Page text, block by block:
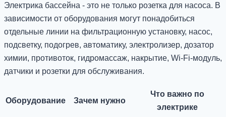
Электрика бассейна - это не только розетка для насоса. В
зависимости от оборудования могут понадобиться
отдельные линии на фильтрационную установку, насос,
подсветку, подогрев, автоматику, электролизер, дозатор
химии, противоток, гидромассаж, накрытие, Wi-Fi-модуль,
датчики и розетки для обслуживания.
Оборудование Зачем нужно
Что важно по
электрике